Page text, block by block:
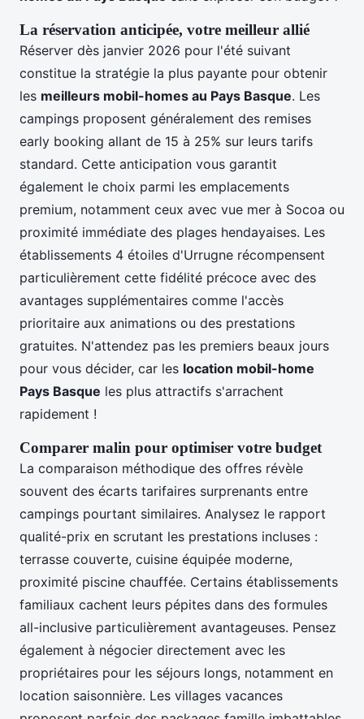
La réservation anticipée, votre meilleur allié
Réserver dès janvier 2026 pour l'été suivant
constitue la stratégie la plus payante pour obtenir
les meilleurs mobil-homes au Pays Basque. Les
campings proposent généralement des remises
early booking allant de 15 à 25% sur leurs tarifs
standard. Cette anticipation vous garantit
également le choix parmi les emplacements
premium, notamment ceux avec vue mer à Socoa ou
proximité immédiate des plages hendayaises. Les
établissements 4 étoiles d'Urrugne récompensent
particulièrement cette fidélité précoce avec des
avantages supplémentaires comme l'accès
prioritaire aux animations ou des prestations
gratuites. N'attendez pas les premiers beaux jours
pour vous décider, car les location mobil-home
Pays Basque les plus attractifs s'arrachent
rapidement !
Comparer malin pour optimiser votre budget
La comparaison méthodique des offres révèle
souvent des écarts tarifaires surprenants entre
campings pourtant similaires. Analysez le rapport
qualité-prix en scrutant les prestations incluses :
terrasse couverte, cuisine équipée moderne,
proximité piscine chauffée. Certains établissements
familiaux cachent leurs pépites dans des formules
all-inclusive particulièrement avantageuses. Pensez
également à négocier directement avec les
propriétaires pour les séjours longs, notamment en
location saisonnière. Les villages vacances